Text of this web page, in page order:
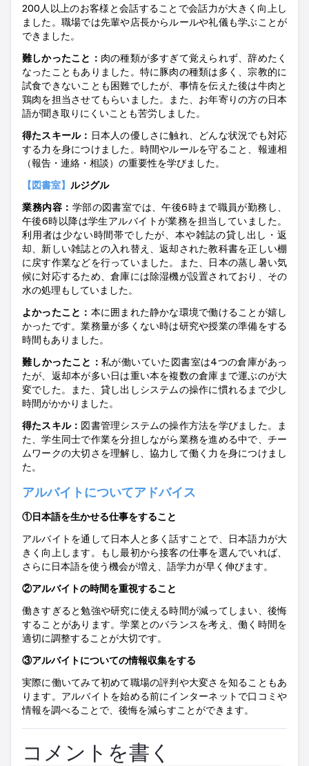
200 人以上のお客様と会話することで会話力が大きく向上し
ました。職場では先輩や店長からルールや礼儀も学ぶことが
できました。
難しかったこ と： 肉の種類が多すぎて覚えられず、辞めたく
なったこともありました。特に豚肉の種類は多く、宗教的に
試食できないことも困難でしたが、事情を伝えた後は牛肉と
鶏肉を担当させてもらいました。また、お年寄りの方の日本
語が聞き取りにくいことも苦労しました。
得たスキール： 日本人の優しさに触れ、どんな状況でも対応
する力を身につけました。時間やルールを守ること、報連相
（報告・連絡・相談）の重要性を学びました。
【図書室】 ルジグル
業務内容： 学部の図書室では、午後6時まで職員が勤務し、
午後6時以降は学生アルバイトが業務を担当していました。
利用者は少ない時間帯でしたが、本や雑誌の貸し出し・返
却、新しい雑誌との入れ替え、返却された教科書を正しい棚
に戻す作業などを行っていました。また、日本の蒸し暑い気
候に対応するため、倉庫には除湿機が設置されており、その
水の処理もしていました。
よかったこ と： 本に囲まれた静かな環境で働けることが嬉し
かったです。業務量が多くない時は研究や授業の準備をする
時間もありました。
難しかったこ と：私が働いていた図書室は4つの倉庫があっ
たが、 返却本が多い日は重い本を複数の倉庫まで運ぶのが大
変でした。
また、貸し出しシステムの操作に慣れるまで少し
時間がかかりました。
得たスキル： 図書管理システムの操作方法を学びました。ま
た、学生同士で作業を分担しながら業務を進める中で、チー
ムワークの大切さを理解し、協力して働く力を身につけまし
た。
アルバイトについてアドバイス
①日本語を生かせる仕事をすること
アルバイトを通して日本人と多く話すことで、日本語力が大
きく向上します。もし最初から接客の仕事を選んでいれば、
さらに日本語を使う機会が増え、語学力が早く伸びます。
②アルバイトの時間を重視すること
働きすぎると勉強や研究に使える時間が減ってしまい、後悔
することがあります。学業とのバランスを考え、働く時間を
適切に調整することが大切です。
③アルバイトについての情報収集をする
実際に働いてみて初めて職場の評判や大変さを知ることもあ
ります。アルバイトを始める前にインターネットで口コミや
情報を調べることで、後悔を減らすことができます。
コメントを書く